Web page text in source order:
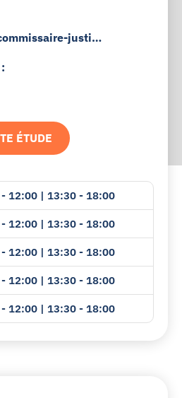
justic
ÉTUDE
12:00 | 13:30 - 18:00
12:00 | 13:30 - 18:00
12:00 | 13:30 - 18:00
12:00 | 13:30 - 18:00
12:00 | 13:30 - 18:00